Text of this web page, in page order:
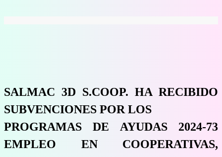
SALMAC 3D S.COOP. HA RECIBIDO
SUBVENCIONES POR LOS
PROGRAMAS DE AYUDAS 2024-73
EMPLEO EN COOPERATIVAS,